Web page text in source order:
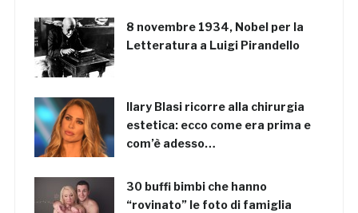
8 novembre 1934, Nobel per la
Letteratura a Luigi Pirandello
Ilary Blasi ricorre alla chirurgia
estetica: ecco come era prima e
com’è adesso…
30 buffi bimbi che hanno
“rovinato” le foto di famiglia